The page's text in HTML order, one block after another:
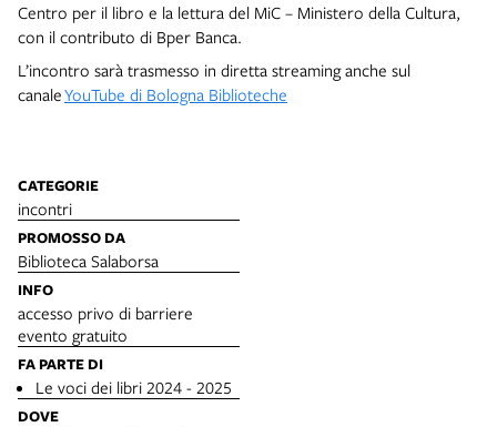
Centro per il libro e la lettura del MiC – Ministero della Cultura,
con il contributo di Bper Banca.
L’incontro sarà trasmesso in diretta streaming anche sul
canaleYouTube di Bologna Biblioteche
CATEGORIE
incontri
PROMOSSO DA
Biblioteca Salaborsa
INFO
accesso privo di barriere
evento gratuito
FA PARTE DI
Le voci dei libri 2024 - 2025
DOVE